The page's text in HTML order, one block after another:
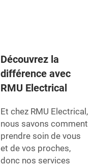
Découvrez la
différence avec
RMU Electrical
Et chez RMU Electrical,
nous savons comment
prendre soin de vous
et de vos proches,
donc nos services